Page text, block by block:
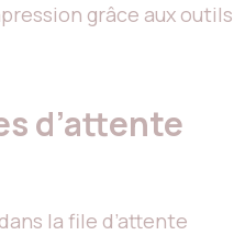
grâce aux outils
d’attente
la file d’attente